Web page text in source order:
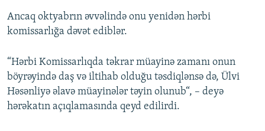
Ancaq oktyabrın əvvəlində onu yenidən hərbi
komissarlığa dəvət ediblər.
“Hərbi Komissarlıqda təkrar müayinə zamanı onun
böyrəyində daş və iltihab olduğu təsdiqlənsə də, Ülvi
Həsənliyə əlavə müayinələr təyin olunub“, – deyə
hərəkatın açıqlamasında qeyd edilirdi.